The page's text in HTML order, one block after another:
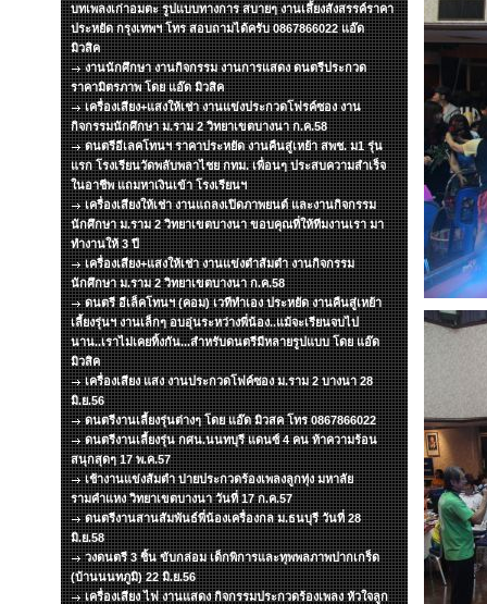
บทเพลงเก่าอมตะ รูปแบบทางการ สบายๆ งานเลึ้ยงสังสรรค์ราคา
ประหยัด กรุงเทพฯ โทร สอบถามได้ครับ 0867866022 แอ๊ด
มิวสิค
งานนักศึกษา งานกิจกรรม งานการแสดง ดนตรีประกวด
ราคามิตรภาพ โดย แอ๊ด มิวสิค
เครื่องเสียง+แสงให้เช่า งานแข่งประกวดโฟรค์ซอง งาน
กิจกรรมนักศึกษา ม.ราม 2 วิทยาเขตบางนา ก.ค.58
ดนตรีอีเลคโทนฯ ราคาประหยัด งานคืนสู่เหย้า สพช. ม1 รุ่น
แรก โรงเรียนวัดพลับพลาไชย กทม. เพื่อนๆ ประสบความสำเร็จ
ในอาชีพ แถมหาเงินเข้า โรงเรียนฯ
เครื่องเสียงให้เช่า งานแถลงเปิดภาพยนต์ และงานกิจกรรม
นักศึกษา ม.ราม 2 วิทยาเขตบางนา ขอบคุณที่ให้ทีมงานเรา มา
ทำงานให้ 3 ปี
เครื่องเสียง+แสงให้เช่า งานแข่งตำส้มตำ งานกิจกรรม
นักศึกษา ม.ราม 2 วิทยาเขตบางนา ก.ค.58
ดนตรี อีเล็คโทนฯ (คอม) เวทีทำเอง ประหยัด งานคืนสู่เหย้า
เลี้ยงรุ่นฯ งานเล็กๆ อบอุ่นระหว่างพี่น้อง..แม้จะเรียนจบไป
นาน..เราไม่เคยทิ้งกัน...สำหรับดนตรีมีหลายรูปแบบ โดย แอ๊ด
มิวสิค
เครื่องเสียง แสง งานประกวดโฟค์ซอง ม.ราม 2 บางนา 28
มิ.ย.56
ดนตรีงานเลี้ยงรุ่นต่างๆ โดย แอ๊ด มิวสค โทร 0867866022
ดนตรีงานเลี้ยงรุ่น กศน.นนทบุรี แดนซ์ 4 คน ท้าความร้อน
สนุกสุดๆ 17 พ.ค.57
เช้างานแข่งส้มตำ บ่ายประกวดร้องเพลงลูกทุ่ง มหาลัย
รามคำแหง วิทยาเขตบางนา วันที่ 17 ก.ค.57
ดนตรีงานสานสัมพันธ์พี่น้องเครื่องกล ม.ธนบุรี วันที่ 28
มิ.ย.58
วงดนตรี 3 ชิ้น ขับกล่อม เด็กพิการและทุพพลภาพปากเกร็ด
(บ้านนนทภูมิ) 22 มิ.ย.56
เครื่องเสียง ไฟ งานแสดง กิจกรรมประกวดร้องเพลง หัวใจลูก